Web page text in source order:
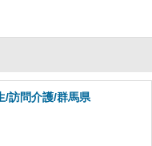
/訪問介護/群馬県